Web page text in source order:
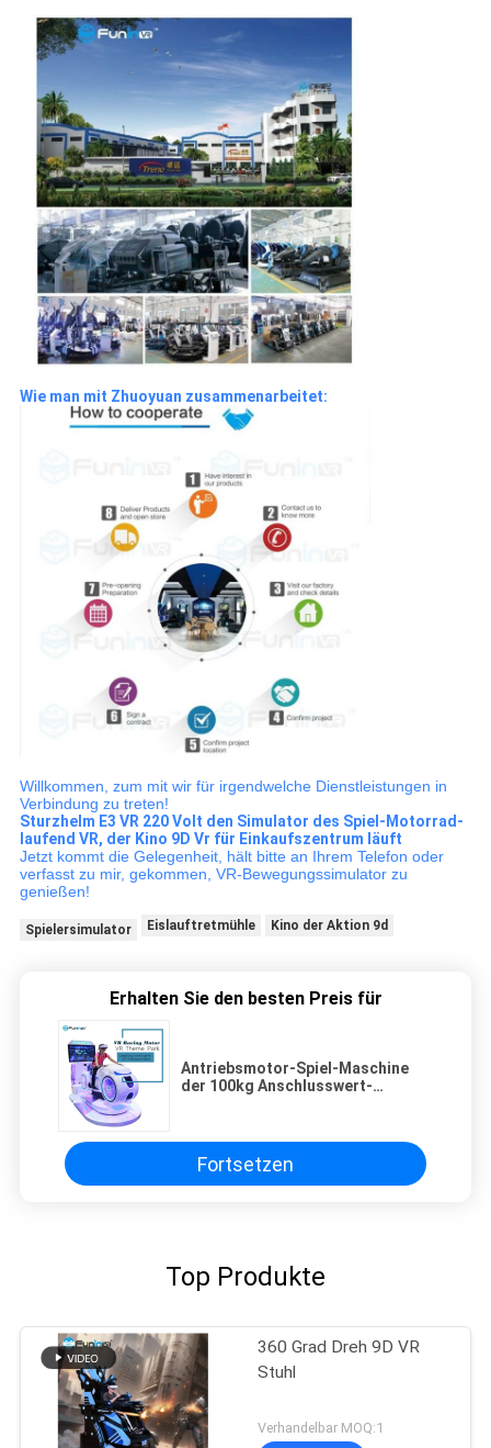
Wie man mit Zhuoyuan zusammenarbeitet:
Willkommen, zum mit wir für irgendwelche Dienstleistungen in
Verbindung zu treten!
Sturzhelm E3 VR 220 Volt den Simulator des Spiel-Motorrad-
laufend VR, der Kino 9D Vr für Einkaufszentrum läuft
Jetzt kommt die Gelegenheit, hält bitte an Ihrem Telefon oder
verfasst zu mir, gekommen, VR-Bewegungssimulator zu
genießen!
Spielersimulator Eislauftretmühle Kino der Aktion 9d
Erhalten Sie den besten Preis für
Antriebsmotor-Spiel-Maschine
der 100kg Anschlusswert-
Fortsetzen
Top Produkte
360 Grad Dreh 9D VR
Stuhl
Verhandelbar MOQ:1